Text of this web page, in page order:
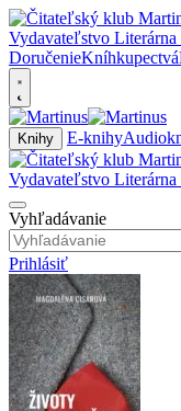
DoručenieKníhkupectvá
Knihy E-knihy
Vyhľadávanie
Prihlásiť